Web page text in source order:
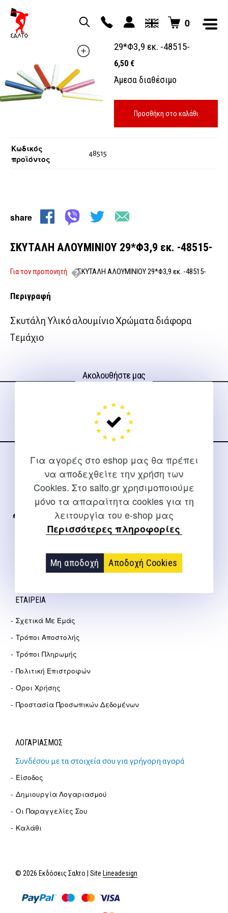
Για αγορές στο eshop μας θα πρέπει
να αποδεχθείτε την χρήση των
Cookies. Στο salto.gr χρησιμοποιούμε
μόνο τα απαραίτητα cookies για τη
λειτουργία του e-shop μας
Περισσότερες πληροφορίες
Μη αποδοχή Αποδοχή Cookies
0
29*Φ3,9 εκ. -48515-
6,50 €
Άμεσα διαθέσιμο
Προσθήκη στο καλάθι
Κωδικός
προϊόντος
48515
share
ΣΚΥΤΑΛΗ ΑΛΟΥΜΙΝΙΟΥ 29*Φ3,9 εκ. -48515-
Για τον προπονητή ΣΚΥΤΑΛΗ ΑΛΟΥΜΙΝΙΟΥ 29*Φ3,9 εκ. -48515-
Περιγραφή
Σκυτάλη Υλικό αλουμίνιο Χρώματα διάφορα
Τεμάχιο
Ακολουθήστε μας
ΕΠΙΚΟΙΝΩΝΊΑ
Για διευκρινίσεις και υποστήριξη παραγγελιών μέσω του
Internet
2310 267108
Αγγελάκη 21, Θεσσαλονίκη
ΕΤΑΙΡΕΊΑ
Σχετικά Με Εμάς
Τρόποι Αποστολής
Τρόποι Πληρωμής
Πολιτική Επιστροφών
Όροι Χρήσης
Προστασία Προσωπικών Δεδομένων
ΛΟΓΑΡΙΑΣΜΟΣ
Συνδέσου με τα στοιχεία σου για γρήγορη αγορά
Είσοδος
Δημιουργία Λογαριασμού
Οι Παραγγελίες Σου
Καλάθι
© 2026 Εκδόσεις Σαλτο | Site Lineadesign